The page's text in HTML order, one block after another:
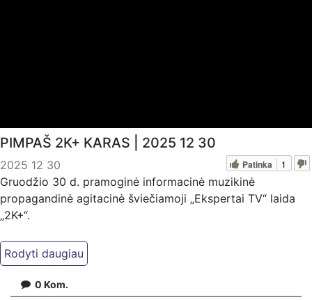
PIMPAŠ 2K+ KARAS | 2025 12 30
2025 12 30 Patinka 1
Gruodžio 30 d. pramoginė informacinė muzikinė
propagandinė agitacinė šviečiamoji „Ekspertai TV“ laida
„2K+“.
Kiti mūsų kanalai:
Ekspertai.eu Telegram'e – https://t.me/ekspertaiTelegram
0 Kom.